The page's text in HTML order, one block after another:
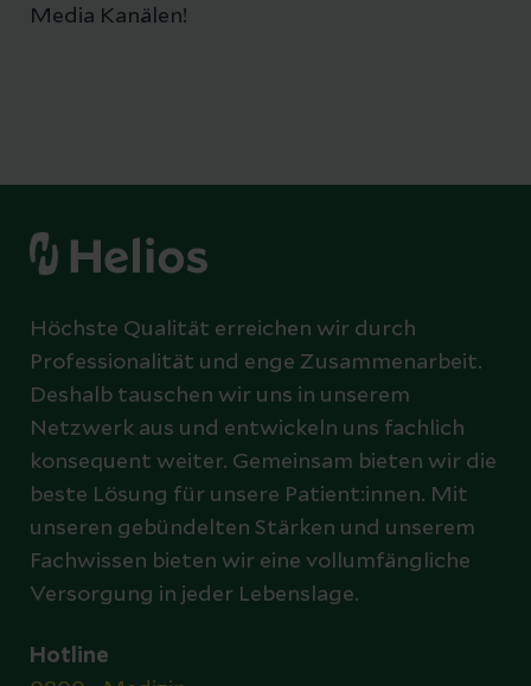
Media Kanälen!
Höchste Qualität erreichen wir durch
Professionalität und enge Zusammenarbeit.
Deshalb tauschen wir uns in unserem
Netzwerk aus und entwickeln uns fachlich
konsequent weiter. Gemeinsam bieten wir die
beste Lösung für unsere Patient:innen. Mit
unseren gebündelten Stärken und unserem
Fachwissen bieten wir eine vollumfängliche
Versorgung in jeder Lebenslage.
Hotline